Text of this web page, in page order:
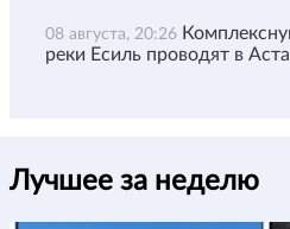
08 августа, 20:26
реки Есиль проводят в
Лучшее за неделю